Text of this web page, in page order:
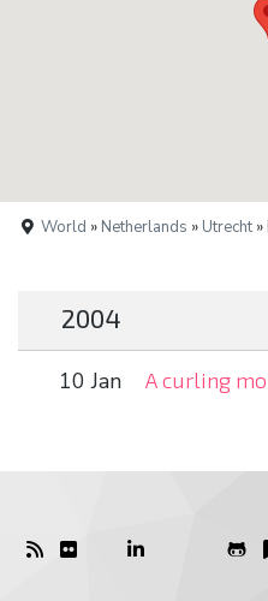
World » Netherlands » Utrecht
2004
10 Jan A curling